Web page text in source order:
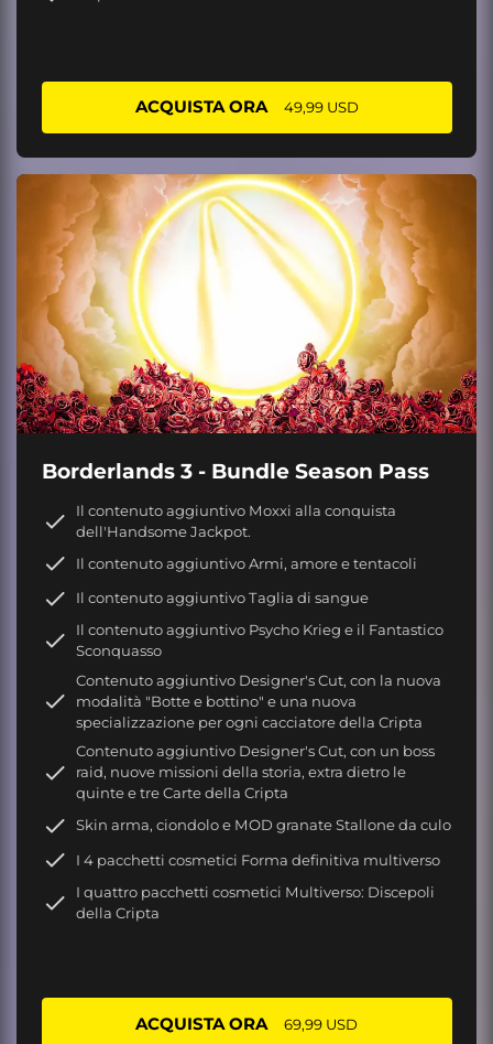
ACQUISTA ORA 49,99 USD
Borderlands 3 - Bundle Season Pass
Il contenuto aggiuntivo Moxxi alla conquista
dell'Handsome Jackpot.
Il contenuto aggiuntivo Armi, amore e tentacoli
Il contenuto aggiuntivo Taglia di sangue
Il contenuto aggiuntivo Psycho Krieg e il Fantastico
Sconquasso
Contenuto aggiuntivo Designer's Cut, con la nuova
modalità "Botte e bottino" e una nuova
specializzazione per ogni cacciatore della Cripta
Contenuto aggiuntivo Designer's Cut, con un boss
raid, nuove missioni della storia, extra dietro le
quinte e tre Carte della Cripta
Skin arma, ciondolo e MOD granate Stallone da culo
I 4 pacchetti cosmetici Forma definitiva multiverso
I quattro pacchetti cosmetici Multiverso: Discepoli
della Cripta
ACQUISTA ORA 69,99 USD